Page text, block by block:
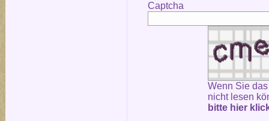
Captcha
Wenn Sie
nicht lesen
bitte hier